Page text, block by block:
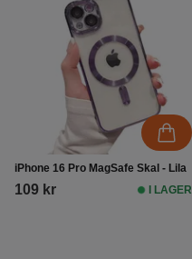
iPhone 16 Pro MagSafe Skal - Lila
109 kr I LAGER